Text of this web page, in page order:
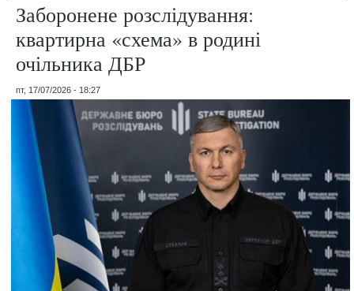
Заборонене розслідування:
квартирна «схема» в родині
очільника ДБР
пт, 17/07/2026 - 18:27